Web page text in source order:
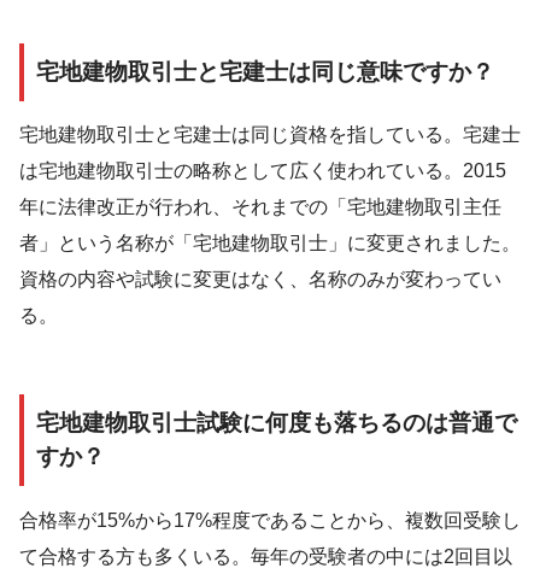
宅地建物取引士と宅建士は同じ意味ですか？
宅地建物取引士と宅建士は同じ資格を指している。宅建士
は宅地建物取引士の略称として広く使われている。2015
年に法律改正が行われ、それまでの「宅地建物取引主任
者」という名称が「宅地建物取引士」に変更されました。
資格の内容や試験に変更はなく、名称のみが変わってい
る。
宅地建物取引士試験に何度も落ちるのは普通で
すか？
合格率が15%から17%程度であることから、複数回受験し
て合格する方も多くいる。毎年の受験者の中には2回目以